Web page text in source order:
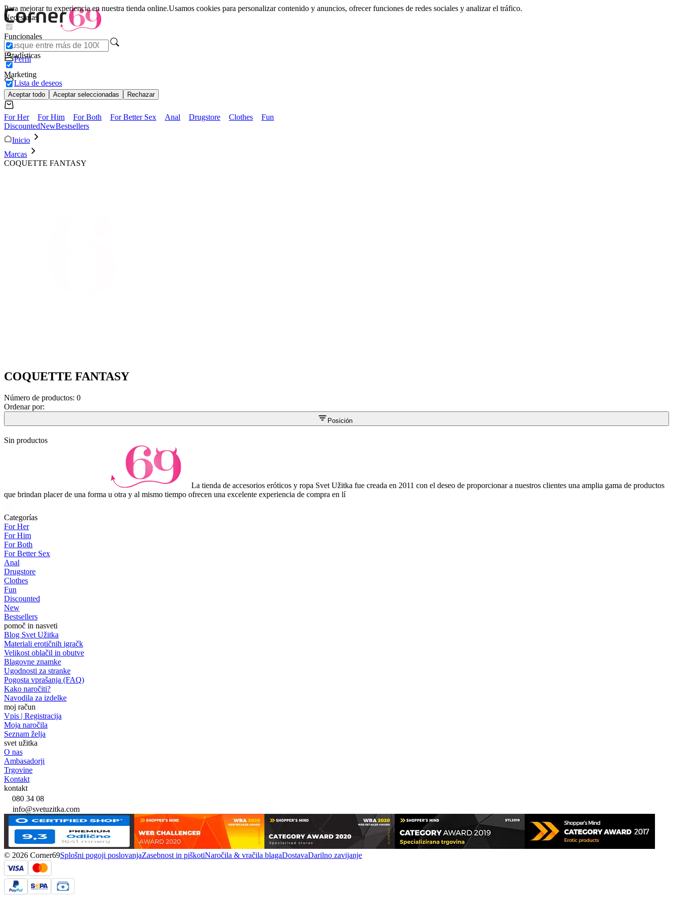
Para mejorar tu experiencia en nuestra tienda online.Usamos cookies para personalizar contenido y anuncios, ofrecer funciones de redes sociales y analizar el tráfico.
Necesarias
Funcionales
Estadísticas
Marketing
Aceptar todo Aceptar seleccionadas Rechazar
Perfil
Lista de deseos
For Her For Him For Both For Better Sex Anal Drugstore Clothes
Fun
DiscountedNewBestsellers
Inicio
Marcas
COQUETTE FANTASY
COQUETTE FANTASY
Número de productos: 0
Ordenar por:
Posición
Sin productos
La tienda de accesorios eróticos y ropa Svet Užitka fue creada en 2011 con el deseo de proporcionar a nuestros clientes una amplia gama de productos
que brindan placer de una forma u otra y al mismo tiempo ofrecen una excelente experiencia de compra en lí
Categorías
For Her
For Him
For Both
For Better Sex
Anal
Drugstore
Clothes
Fun
Discounted
New
Bestsellers
pomoč in nasveti
Blog Svet Užitka
Materiali erotičnih igračk
Velikost oblačil in obutve
Blagovne znamke
Ugodnosti za stranke
Pogosta vprašanja (FAQ)
Kako naročiti?
Navodila za izdelke
moj račun
Vpis | Registracija
Moja naročila
Seznam želja
svet užitka
O nas
Ambasadorji
Trgovine
Kontakt
kontakt
080 34 08
info@svetuzitka.com
© 2026 Corner69Splošni pogoji poslovanjaZasebnost in piškotiNaročila & vračila blagaDostavaDarilno zavijanje